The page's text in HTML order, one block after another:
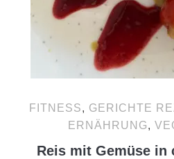
FITNESS, GERICHTE
ERNÄHRUNG,
Reis mit Gemüse in